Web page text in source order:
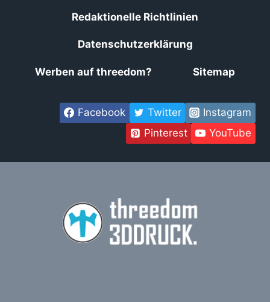
Redaktionelle Richtlinien
Datenschutzerklärung
Werben auf threedom? Sitemap
Facebook Twitter
Instagram
Pinterest
YouTube